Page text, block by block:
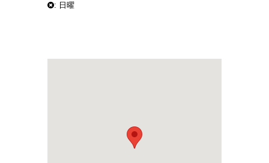
: 日曜